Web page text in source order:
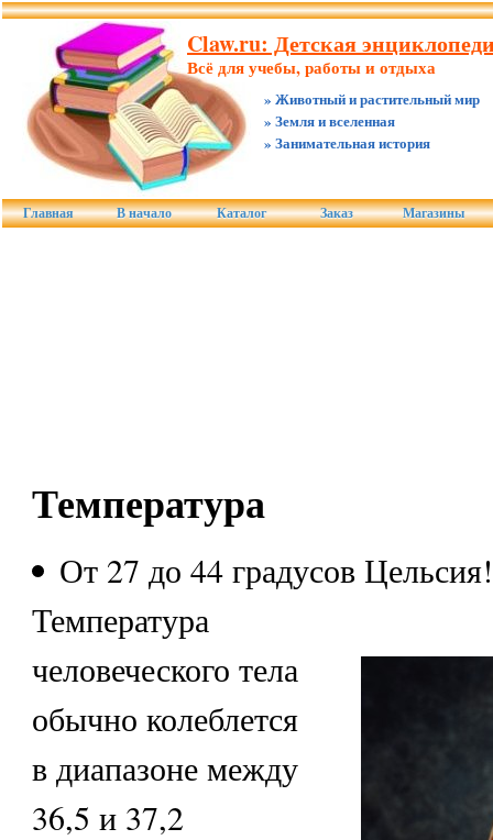
Claw.ru: Детская
Всё для учебы, работы и отдыха
» Животный и растительный мир
» Земля и вселенная
» Занимательная история
Главная В начало Каталог Заказ Магазины
Температура
От 27 до 44 градусов Цельсия!
Температура
человеческого тела
обычно колеблется
в диапазоне между
36,5 и 37,2